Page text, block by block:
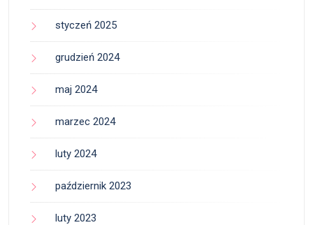
styczeń 2025
grudzień 2024
maj 2024
marzec 2024
luty 2024
październik 2023
luty 2023